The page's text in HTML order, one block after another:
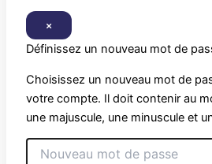
×
Définissez un nouveau mot de
Choisissez un nouveau mot de
votre compte. Il doit contenir au
une majuscule, une minuscule et